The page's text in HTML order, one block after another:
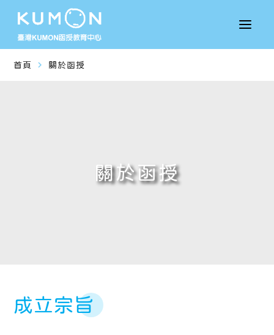
首頁 navigate_next 關於函授
關於函授
成立宗旨